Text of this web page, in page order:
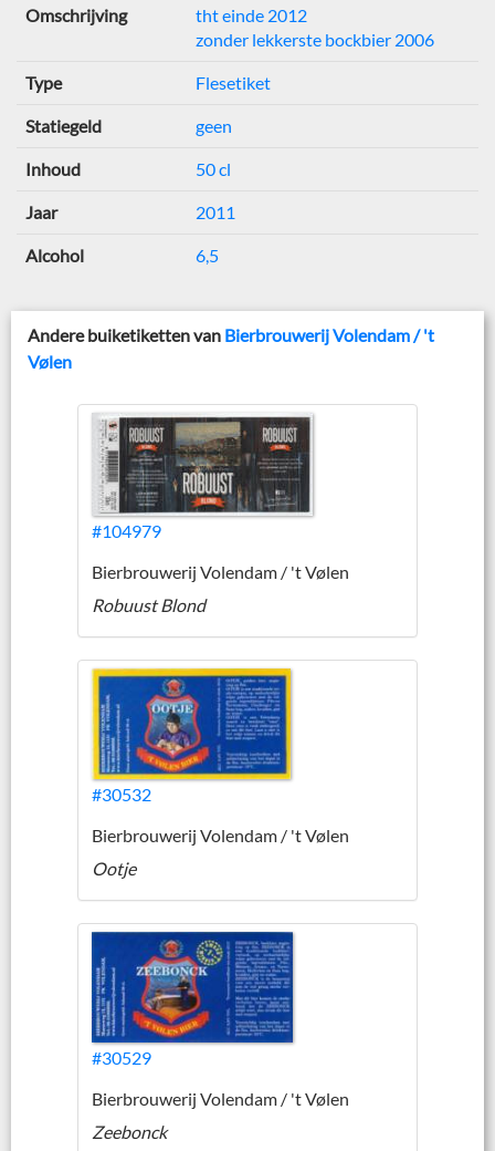
Omschrijving
tht einde 2012
zonder lekkerste bockbier 2006
Type Flesetiket
Statiegeld geen
Inhoud 50 cl
Jaar 2011
Alcohol 6,5
Andere buiketiketten van Bierbrouwerij Volendam / 't
Vølen
#104979
Bierbrouwerij Volendam / 't Vølen
Robuust Blond
#30532
Bierbrouwerij Volendam / 't Vølen
Ootje
#30529
Bierbrouwerij Volendam / 't Vølen
Zeebonck